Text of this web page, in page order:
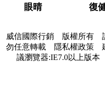
眼晴
復
威信國際行銷 版權所有
勿任意轉載 隱私權政策
議瀏覽器:IE7.0以上版本